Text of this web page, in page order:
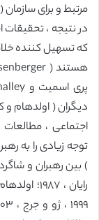
مرتبط و برای سازمان (
در نتیجه ، تحقیقات
که تسهیل کننده
اجتماعی ،
) بین رهبران و